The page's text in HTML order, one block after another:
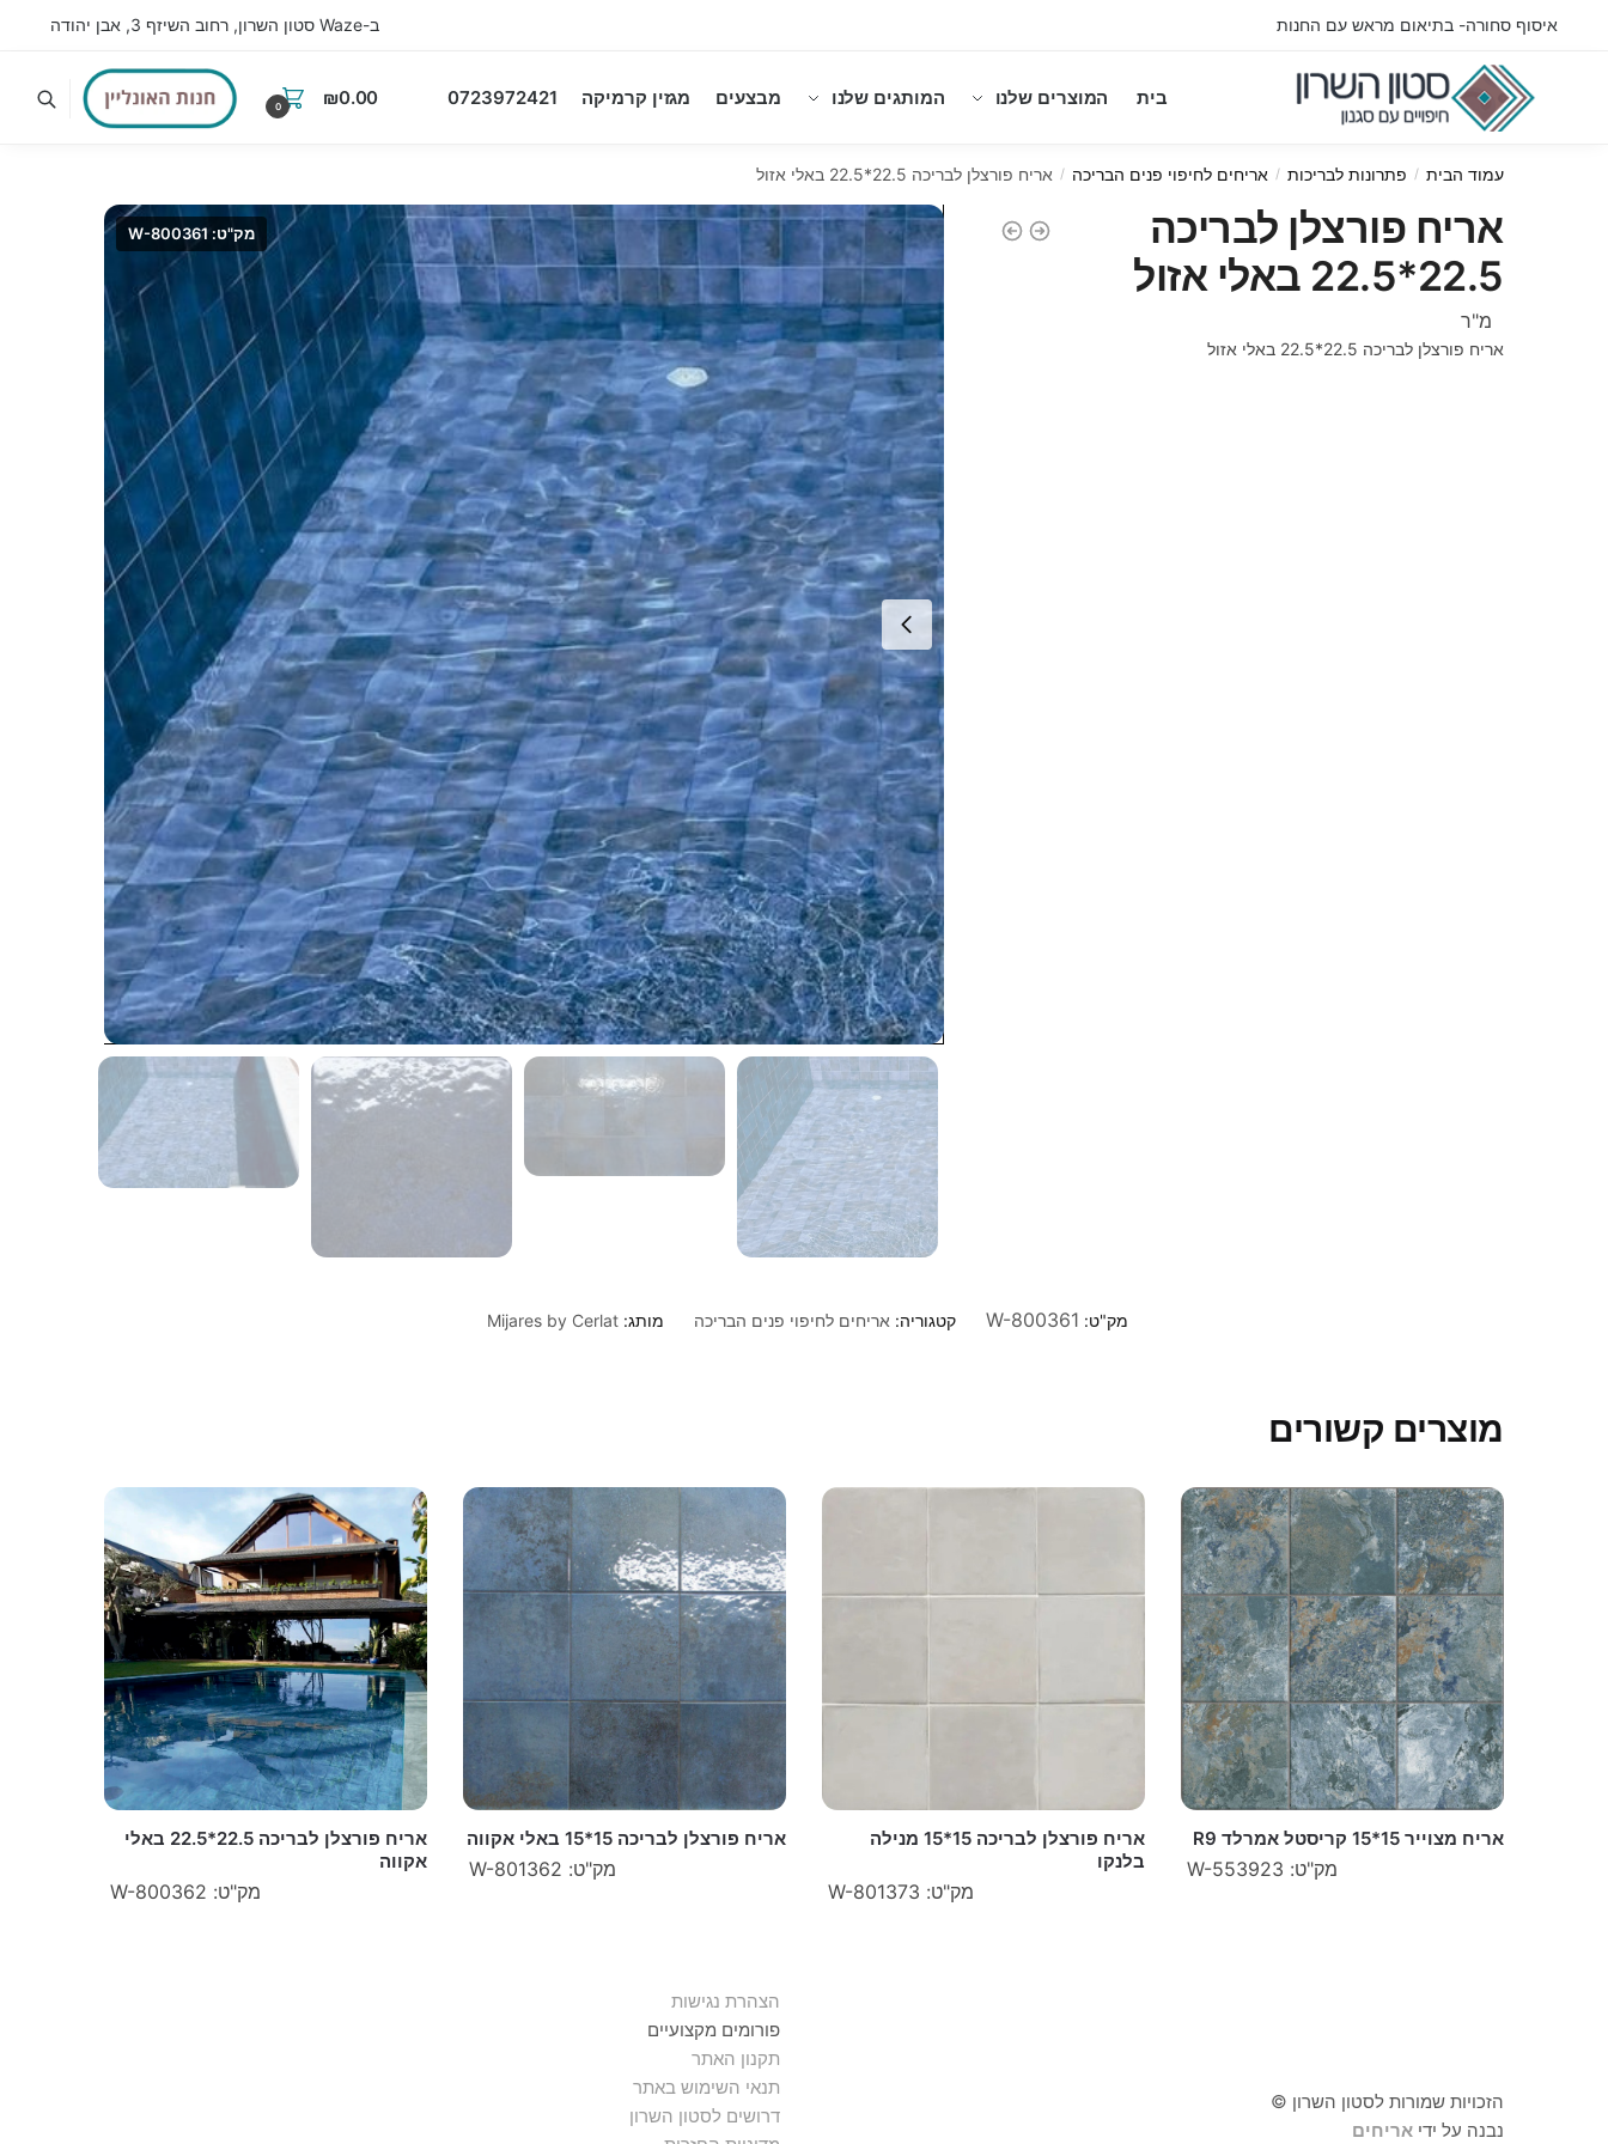
navigation
איסוף סחורה- בתיאום מראש עם החנות ב-Waze סטון השרון, רחוב השיזף 3, אבן יהודה
בית המוצרים שלנו המותגים שלנו מבצעים מגזין קרמיקה 0723972421
₪0.00
0
עמוד הבית / פתרונות לבריכות / אריחים לחיפוי פנים הבריכה / אריח פורצלן לבריכה 22.5*22.5 באלי אזול
מק"ט: W-800361
אריח פורצלן לבריכה
22.5*22.5 באלי אזול
מ"ר
אריח פורצלן לבריכה 22.5*22.5 באלי אזול
מק"ט: W-800361 קטגוריה: אריחים לחיפוי פנים הבריכה מותג:Mijares by Cerlat
מוצרים קשורים
אריח מצוייר 15*15 קריסטל אמרלד R9
מק"ט: W-553923
אריח פורצלן לבריכה 15*15 מנילה
בלנקו
מק"ט: W-801373
אריח פורצלן לבריכה 15*15 באלי אקווה
מק"ט: W-801362
אריח פורצלן לבריכה 22.5*22.5 באלי
אקווה
מק"ט: W-800362
הזכויות שמורות לסטון השרון ©
נבנה על ידי אריחים
הצהרת נגישות
פורומים מקצועיים
תקנון האתר
תנאי השימוש באתר
דרושים לסטון השרון